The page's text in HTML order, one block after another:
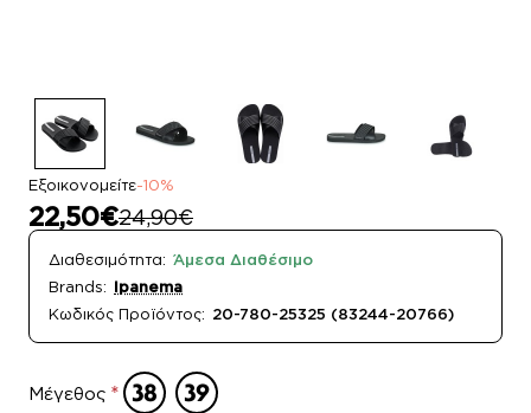
Εξοικονομείτε-10%
22,50€24,90€
Διαθεσιμότητα: Άμεσα Διαθέσιμο
Brands: Ipanema
Κωδικός Προϊόντος: 20-780-25325 (83244-20766)
Μέγεθος